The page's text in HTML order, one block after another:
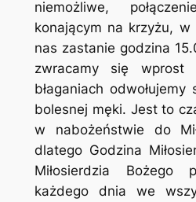
niemożliwe,
konającym na krzyżu,
nas zastanie godzina
zwracamy się
błaganiach
bolesnej męki. Jest to
w nabożeństwie do
dlatego Godzina
Miłosierdzia Bożego
każdego dnia we